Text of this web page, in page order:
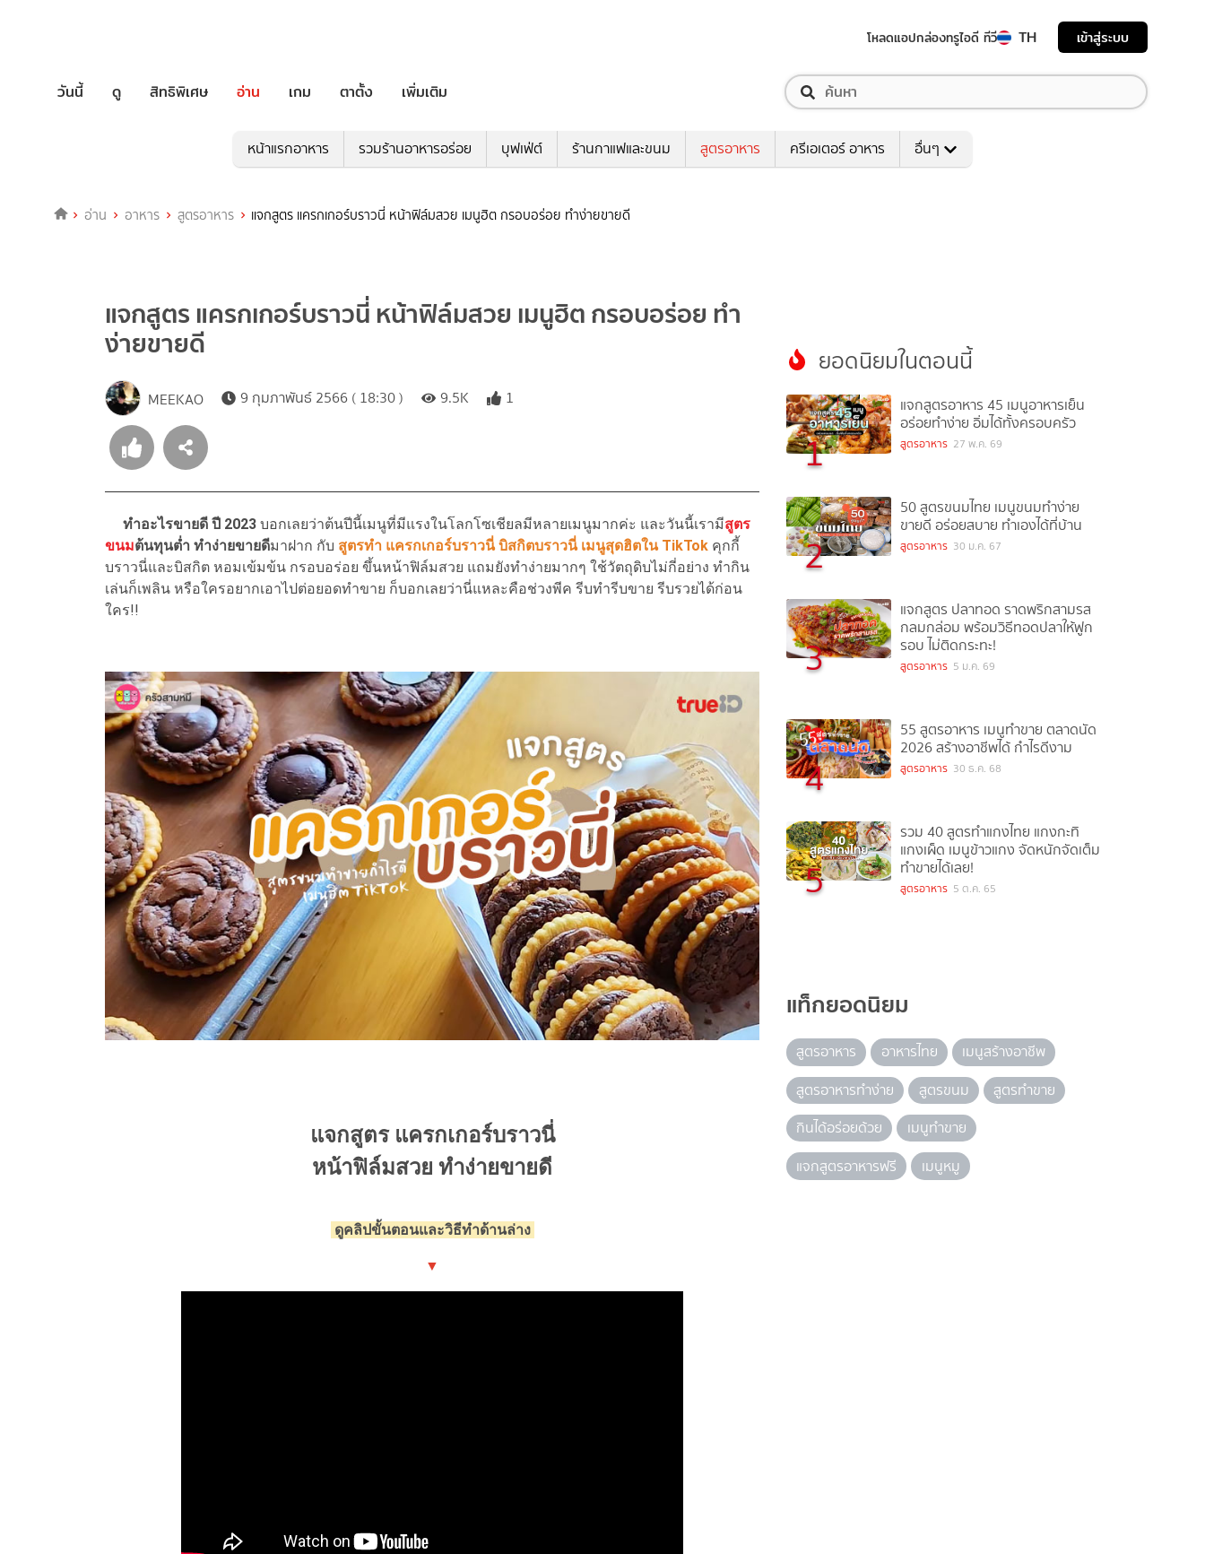
โหลดแอปกล่องทรูไอดี ทีวี TH เข้าสู่ระบบ
วันนี้ ดู สิทธิพิเศษ อ่าน เกม ตาตั้ง เพิ่มเติม
หน้าแรกอาหาร รวมร้านอาหารอร่อย บุฟเฟ่ต์ ร้านกาแฟและขนม สูตรอาหาร ครีเอเตอร์ อาหาร อื่นๆ
อ่าน อาหาร สูตรอาหาร แจกสูตร แครกเกอร์บราวนี่ หน้าฟิล์มสวย เมนูฮิต กรอบอร่อย ทำง่ายขายดี
แจกสูตร แครกเกอร์บราวนี่ หน้าฟิล์มสวย เมนูฮิต กรอบอร่อย ทำ
ง่ายขายดี
MEEKAO 9 กุมภาพันธ์ 2566 ( 18:30 ) 9.5K 1
ทำอะไรขายดี ปี 2023 บอกเลยว่าต้นปีนี้เมนูที่มีแรงในโลกโซเชียลมีหลายเมนูมากค่ะ และวันนี้เรามีสูตร
ขนมต้นทุนต่ำ ทำง่ายขายดีมาฝาก กับ สูตรทำ แครกเกอร์บราวนี่ บิสกิตบราวนี่ เมนูสุดฮิตใน TikTok คุกกี้
บราวนี่และบิสกิต หอมเข้มข้น กรอบอร่อย ขึ้นหน้าฟิล์มสวย แถมยังทำง่ายมากๆ ใช้วัตถุดิบไม่กี่อย่าง ทำกิน
เล่นก็เพลิน หรือใครอยากเอาไปต่อยอดทำขาย ก็บอกเลยว่านี่แหละคือช่วงพีค รีบทำรีบขาย รีบรวยได้ก่อน
ใคร!!
แจกสูตร แครกเกอร์บราวนี่
หน้าฟิล์มสวย ทำง่ายขายดี
ดูคลิปขั้นตอนและวิธีทำด้านล่าง
▼
ยอดนิยมในตอนนี้
1
แจกสูตรอาหาร 45 เมนูอาหารเย็น
อร่อยทำง่าย อิ่มได้ทั้งครอบครัว
สูตรอาหาร 27 พ.ค. 69
2
50 สูตรขนมไทย เมนูขนมทำง่าย
ขายดี อร่อยสบาย ทำเองได้ที่บ้าน
สูตรอาหาร 30 ม.ค. 67
3
แจกสูตร ปลาทอด ราดพริกสามรส
กลมกล่อม พร้อมวิธีทอดปลาให้ฟูก
รอบ ไม่ติดกระทะ!
สูตรอาหาร 5 ม.ค. 69
4
55 สูตรอาหาร เมนูทำขาย ตลาดนัด
2026 สร้างอาชีพได้ กำไรดีงาม
สูตรอาหาร 30 ธ.ค. 68
5
รวม 40 สูตรทำแกงไทย แกงกะทิ
แกงเผ็ด เมนูข้าวแกง จัดหนักจัดเต็ม
ทำขายได้เลย!
สูตรอาหาร 5 ต.ค. 65
แท็กยอดนิยม
สูตรอาหาร อาหารไทย
เมนูสร้างอาชีพ
สูตรอาหารทำง่าย
สูตรขนม
สูตรทำขาย
กินได้อร่อยด้วย
เมนูทำขาย
แจกสูตรอาหารฟรี
เมนูหมู